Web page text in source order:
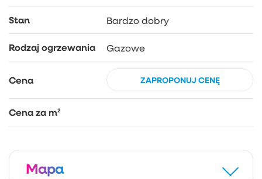
Stan Bardzo dobry
Rodzaj ogrzewania Gazowe
Cena ZAPROPONUJ CENĘ
Cena za m²
Mapa